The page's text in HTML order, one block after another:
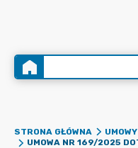
STRONA GŁÓWNA UMOWY